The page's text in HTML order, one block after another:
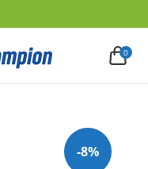
0
-8%